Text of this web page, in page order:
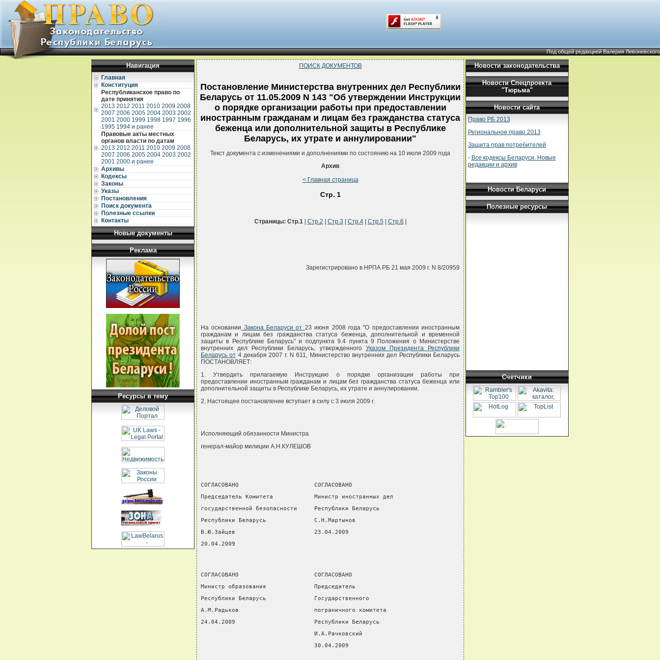
Под общей редакцией Валерия Левоневского
Навигация
Главная
Конституция
Республиканское право по
дате принятия
2013 2012 2011 2010 2009 2008
2007 2006 2005 2004 2003 2002
2001 2000 1999 1998 1997 1996
1995 1994 и ранее
Правовые акты местных
органов власти по датам
2013 2012 2011 2010 2009 2008
2007 2006 2005 2004 2003 2002
2001 2000 и ранее
Архивы
Кодексы
Законы
Указы
Постановления
Поиск документа
Полезные ссылки
Контакты
Новые документы
Реклама
Ресурсы в тему
ПОИСК ДОКУМЕНТОВ
Постановление Министерства внутренних дел Республики
Беларусь от 11.05.2009 N 143 "Об утверждении Инструкции
о порядке организации работы при предоставлении
иностранным гражданам и лицам без гражданства статуса
беженца или дополнительной защиты в Республике
Беларусь, их утрате и аннулировании"
Текст документа с изменениями и дополнениями по состоянию на 10 июля 2009 года
Архив
< Главная страница
Стр. 1
Страницы: Стр.1| Стр.2 Стр.3 Стр.4| Стр.5| Стр.6
Зарегистрировано в НРПА РБ 21 мая 2009 г. N 8/20959
На основании Закона Беларуси от 23 июня 2008 года "О предоставлении иностранным
гражданам и лицам без гражданства статуса беженца, дополнительной и временной
защиты в Республике Беларусь" и подпункта 9.4 пункта 9 Положения о Министерстве
внутренних дел Республики Беларусь, утвержденного Указом Президента Республики
Беларусь от 4 декабря 2007 г. N 611, Министерство внутренних дел Республики Беларусь
ПОСТАНОВЛЯЕТ:
1. Утвердить прилагаемую Инструкцию о порядке организации работы при
предоставлении иностранным гражданам и лицам без гражданства статуса беженца или
дополнительной защиты в Республике Беларусь, их утрате и аннулировании.
2. Настоящее постановление вступает в силу с 3 июля 2009 г.
Исполняющий обязанности Министра
генерал-майор милиции А.Н.КУЛЕШОВ
СОГЛАСОВАНО                      СОГЛАСОВАНО
Председатель Комитета            Министр иностранных дел
государственной безопасности     Республики Беларусь
Республики Беларусь              С.Н.Мартынов
В.Ю.Зайцев                       23.04.2009
20.04.2009
СОГЛАСОВАНО                      СОГЛАСОВАНО
Министр образования              Председатель
Республики Беларусь              Государственного
А.М.Радьков                      пограничного комитета
24.04.2009                       Республики Беларусь
                                 И.А.Рачковский
                                 30.04.2009
Новости законодательства
Новости Спецпроекта
"Тюрьма"
Новости сайта
Право РБ 2013
Региональное право 2013
Защита прав потребителей
- Все кодексы Беларуси. Новые
редакции и архив
Новости Беларуси
Полезные ресурсы
Счетчики